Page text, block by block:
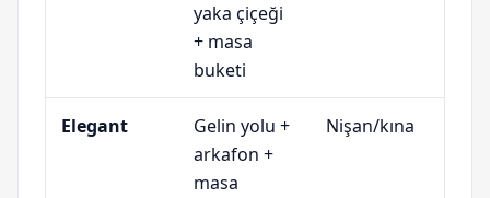
yaka çiçeği
+ masa
buketi
Elegant
Gelin yolu +
arkafon +
masa
Nişan/kına